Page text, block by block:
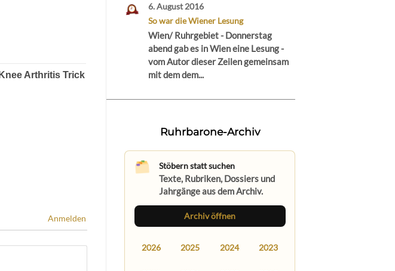
Anmelden
6. August 2016
So war die Wiener Lesung
Wien/ Ruhrgebiet - Donnerstag
abend gab es in Wien eine Lesung -
vom Autor dieser Zeilen gemeinsam
mit dem dem...
Ruhrbarone-Archiv
Stöbern statt suchen
Texte, Rubriken, Dossiers und
Jahrgänge aus dem Archiv.
Archiv öffnen
2026 2025 2024 2023